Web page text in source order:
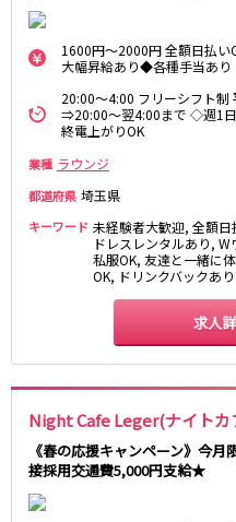
1600円～2000円 全額日払
大幅昇給あり◆各種手当あり
20:00～4:00 フリーシフト
⇒20:00～翌4:00まで ◇週1
終電上がりOK
業種 ラウンジ
都道府県 埼玉県
キーワード 未経験者大歓迎, 全額
ドレスレンタルあり,
私服OK, 友達と一緒に
OK, ドリンクバックあり
求人
Night Cafe Leger(ナイトカ
《春の応援キャンペーン》今
接採用交通費5,000円支給★
上大岡駅
平和島駅
京王井の頭線
吉祥寺駅
神泉駅
池ノ上駅
JR八高線(八王子～高麗
東武野田線
大宮駅
柏駅